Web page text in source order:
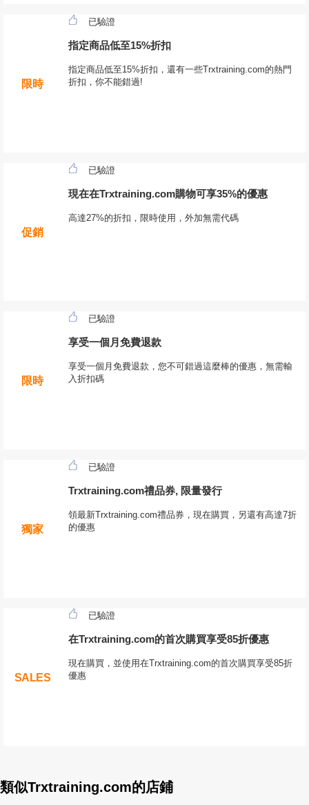
限時
已驗證
指定商品低至15%折扣
指定商品低至15%折扣，還有一些Trxtraining.com的熱門
折扣，你不能錯過!
促銷
已驗證
現在在Trxtraining.com購物可享35%的優惠
高達27%的折扣，限時使用，外加無需代碼
限時
已驗證
享受一個月免費退款
享受一個月免費退款，您不可錯過這麼棒的優惠，無需輸
入折扣碼
獨家
已驗證
Trxtraining.com禮品券, 限量發行
領最新Trxtraining.com禮品券，現在購買，另還有高達7折
的優惠
SALES
已驗證
在Trxtraining.com的首次購買享受85折優惠
現在購買，並使用在Trxtraining.com的首次購買享受85折
優惠
類似Trxtraining.com的店鋪